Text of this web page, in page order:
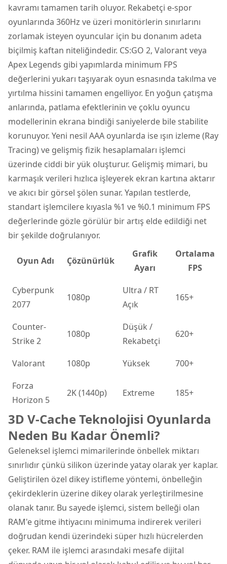
kavramı tamamen tarih oluyor. Rekabetçi e-spor
oyunlarında 360Hz ve üzeri monitörlerin sınırlarını
zorlamak isteyen oyuncular için bu donanım adeta
biçilmiş kaftan niteliğindedir. CS:GO 2, Valorant veya
Apex Legends gibi yapımlarda minimum FPS
değerlerini yukarı taşıyarak oyun esnasında takılma ve
yırtılma hissini tamamen engelliyor. En yoğun çatışma
anlarında, patlama efektlerinin ve çoklu oyuncu
modellerinin ekrana bindiği saniyelerde bile stabilite
korunuyor. Yeni nesil AAA oyunlarda ise ışın izleme (Ray
Tracing) ve gelişmiş fizik hesaplamaları işlemci
üzerinde ciddi bir yük oluşturur. Gelişmiş mimari, bu
karmaşık verileri hızlıca işleyerek ekran kartına aktarır
ve akıcı bir görsel şölen sunar. Yapılan testlerde,
standart işlemcilere kıyasla %1 ve %0.1 minimum FPS
değerlerinde gözle görülür bir artış elde edildiği net
bir şekilde doğrulanıyor.
Oyun Adı Çözünürlük
Grafik
Ayarı
Ortalama
FPS
Cyberpunk
2077
1080p
Ultra / RT
Açık
165+
Counter-
Strike 2
1080p
Düşük /
Rekabetçi
620+
Valorant 1080p Yüksek
700+
Forza
Horizon 5
2K (1440p) Extreme 185+
3D V-Cache Teknolojisi Oyunlarda
Neden Bu Kadar Önemli?
Geleneksel işlemci mimarilerinde önbellek miktarı
sınırlıdır çünkü silikon üzerinde yatay olarak yer kaplar.
Geliştirilen özel dikey istifleme yöntemi, önbelleğin
çekirdeklerin üzerine dikey olarak yerleştirilmesine
olanak tanır. Bu sayede işlemci, sistem belleği olan
RAM'e gitme ihtiyacını minimuma indirerek verileri
doğrudan kendi üzerindeki süper hızlı hücrelerden
çeker. RAM ile işlemci arasındaki mesafe dijital